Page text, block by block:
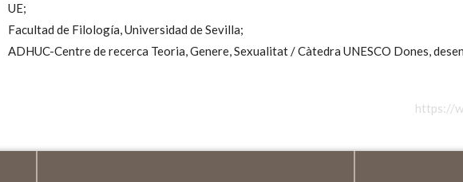
UE;
Facultad de Filología, Universidad de Sevilla;
ADHUC-Centre de recerca Teoria, Genere, Sexualitat / Càtedra UNESCO Dones,
https://